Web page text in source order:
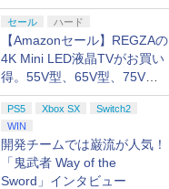
ー「ROG Strix OLED
XG27ACDMS」限定モデルも
お買い得
セール ハード
【Amazonセール】REGZAの
4K Mini LED液晶TVがお買い
得。55V型、65V型、75V型
の2026年モデルがラインナ
ップ
PS5 Xbox SX
Switch2
WIN
開発チームでは巌流が人気！
「鬼武者 Way of the
Sword」インタビュー